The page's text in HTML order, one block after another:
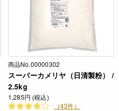
商品No.00000302
スーパーカメリヤ（日清製粉） /
2.5kg
1,285円 (税込)
（43件）